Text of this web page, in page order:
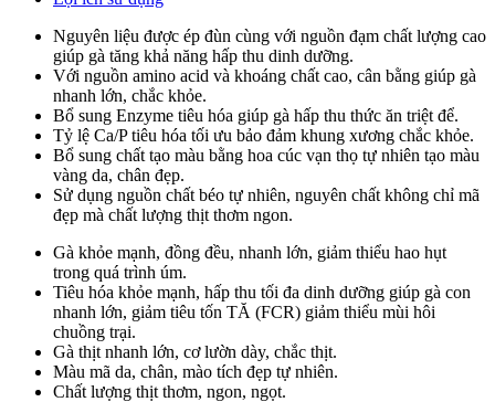
Nguyên liệu được ép đùn cùng với nguồn đạm chất lượng cao
giúp gà tăng khả năng hấp thu dinh dưỡng.
Với nguồn amino acid và khoáng chất cao, cân bằng giúp gà
nhanh lớn, chắc khỏe.
Bổ sung Enzyme tiêu hóa giúp gà hấp thu thức ăn triệt để.
Tỷ lệ Ca/P tiêu hóa tối ưu bảo đảm khung xương chắc khỏe.
Bổ sung chất tạo màu bằng hoa cúc vạn thọ tự nhiên tạo màu
vàng da, chân đẹp.
Sử dụng nguồn chất béo tự nhiên, nguyên chất không chỉ mã
đẹp mà chất lượng thịt thơm ngon.
Gà khỏe mạnh, đồng đều, nhanh lớn, giảm thiểu hao hụt
trong quá trình úm.
Tiêu hóa khỏe mạnh, hấp thu tối đa dinh dưỡng giúp gà con
nhanh lớn, giảm tiêu tốn TĂ (FCR) giảm thiểu mùi hôi
chuồng trại.
Gà thịt nhanh lớn, cơ lườn dày, chắc thịt.
Màu mã da, chân, mào tích đẹp tự nhiên.
Chất lượng thịt thơm, ngon, ngọt.